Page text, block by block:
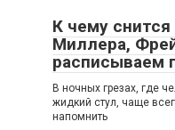
К чему
Миллера,
расписываем
В ночных грезах, где
жидкий стул, чаще
напомнить